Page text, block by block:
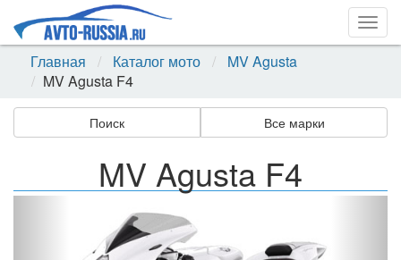
Главная
Каталог мото
MV Agusta
MV Agusta F4
Поиск Все марки
MV Agusta F4